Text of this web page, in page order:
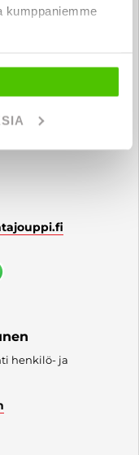
kumppaniemme
henkilö- ja